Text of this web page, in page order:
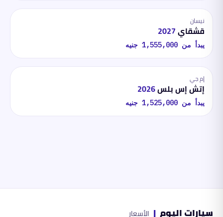
نيسان
قشقاي2027
يبدأ من 1,555,000 جنيه
إم جي
إتش إس بلس2026
يبدأ من 1,525,000 جنيه
سيارات اليوم | الأسعار